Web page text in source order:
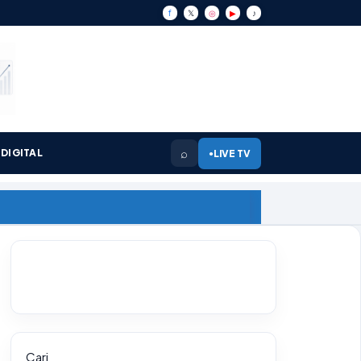
f 𝕏 ◎ ▶ ♪
⌕ ●LIVE TV
Cari